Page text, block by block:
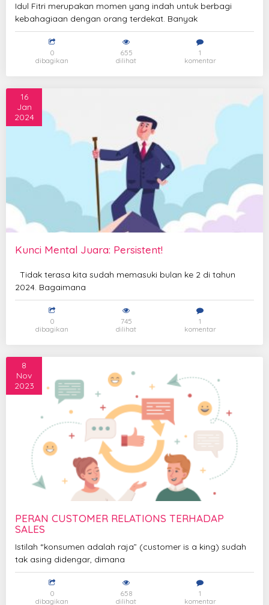
Idul Fitri merupakan momen yang indah untuk berbagi
kebahagiaan dengan orang terdekat. Banyak
0
dibagikan
655
dilihat
1
komentar
Kunci Mental Juara: Persistent!
16
Jan
2024
Tidak terasa kita sudah memasuki bulan ke 2 di tahun
2024. Bagaimana
0
dibagikan
745
dilihat
1
komentar
PERAN CUSTOMER RELATIONS TERHADAP
SALES
8
Nov
2023
Istilah “konsumen adalah raja” (customer is a king) sudah
tak asing didengar, dimana
0
dibagikan
658
dilihat
1
komentar